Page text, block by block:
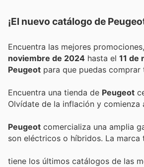
¡El nuevo catálogo de
noviembre de 2024 hasta el 11 de
Peugeot para que puedas
Encuentra una tienda de Peugeot
Olvídate de la inflación y
Peugeot comercializa una amplia
son eléctricos o híbridos. La
tiene los últimos catálogos de las